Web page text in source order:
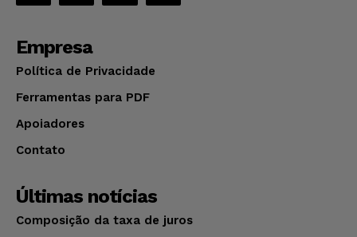
Empresa
Política de Privacidade
Ferramentas para PDF
Apoiadores
Contato
Últimas notícias
Composição da taxa de juros